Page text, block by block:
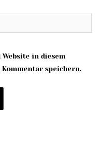
Website in diesem
speichern.